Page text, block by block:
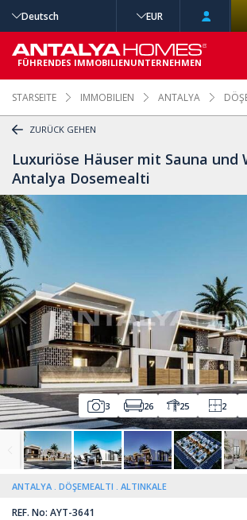
STARSEITE IMMOBILIEN ANTALYA
ZURÜCK GEHEN
Luxuriöse Häuser mit Sauna und
Antalya Dosemealti
3 26 25 2
ANTALYA DÖŞEMEALTI ALTINKALE
REF. No: AYT-3641
Deutsch EUR
FÜHRENDES IMMOBILIENUNTERNEHMEN
ERWEITERTE
SUCHE